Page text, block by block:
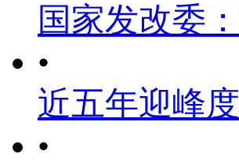
国家发改委
•
近五年迎峰
•